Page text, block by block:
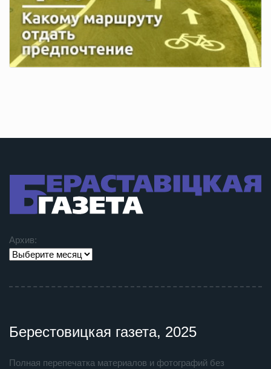
Архив:
Берестовицкая газета, 2025
Полная перепечатка материалов и фотографий без